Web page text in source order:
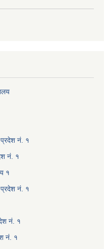
प्रदेश नं. १
नं. १
१
प्रदेश नं. १
नं. १
नं. १